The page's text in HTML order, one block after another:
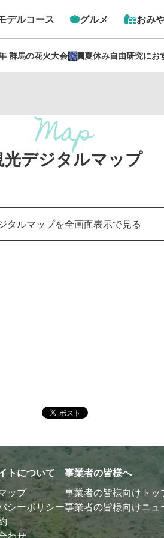
デルコース グルメ おみ
群馬の花火大会🎆 夏休み自由研究にお
光デジタルマップ
タルマップを全画面表示で見る
トについて
ップ
シーポリシー
事業者の皆様へ
事業者の皆様向けトッ
事業者の皆様向けニュ